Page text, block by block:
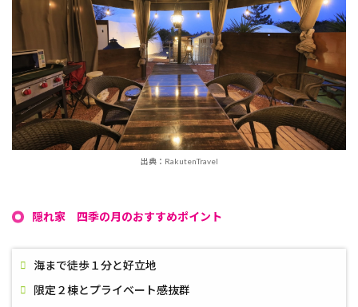
出典：RakutenTravel
隠れ家 四季の月のおすすめポイント
海まで徒歩１分と好立地
限定２棟とプライベート感抜群